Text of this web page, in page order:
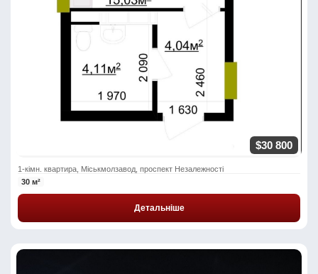
$30 800
1-кімн. квартира, Міськмолзавод, проспект Незалежності
30 м²
Детальніше